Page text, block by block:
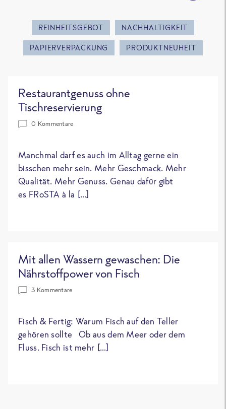
REINHEITSGEBOT NACHHALTIGKEIT
PAPIERVERPACKUNG PRODUKTNEUHEIT
Restaurantgenuss ohne
Tischreservierung
0 Kommentare
Manchmal darf es auch im Alltag gerne ein
bisschen mehr sein. Mehr Geschmack. Mehr
Qualität. Mehr Genuss. Genau dafür gibt
es FRoSTA à la […]
Mit allen Wassern gewaschen: Die
Nährstoffpower von Fisch
3 Kommentare
Fisch & Fertig: Warum Fisch auf den Teller
gehören sollte Ob aus dem Meer oder dem
Fluss. Fisch ist mehr […]